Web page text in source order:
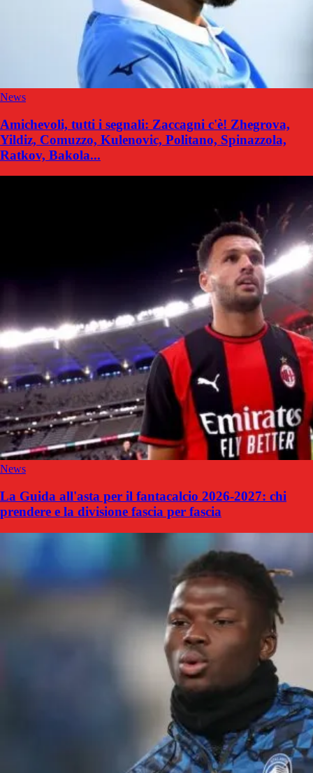
News
Amichevoli, tutti i segnali: Zaccagni c'è! Zhegrova,
Yildiz, Comuzzo, Kulenovic, Politano, Spinazzola,
Ratkov, Bakola...
News
La Guida all'asta per il fantacalcio 2026-2027: chi
prendere e la divisione fascia per fascia